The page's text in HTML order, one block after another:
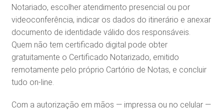
Notariado, escolher atendimento presencial ou por
videoconferência, indicar os dados do itinerário e anexar
documento de identidade válido dos responsáveis.
Quem não tem certificado digital pode obter
gratuitamente o Certificado Notarizado, emitido
remotamente pelo próprio Cartório de Notas, e concluir
tudo on-line.
Com a autorização em mãos — impressa ou no celular —